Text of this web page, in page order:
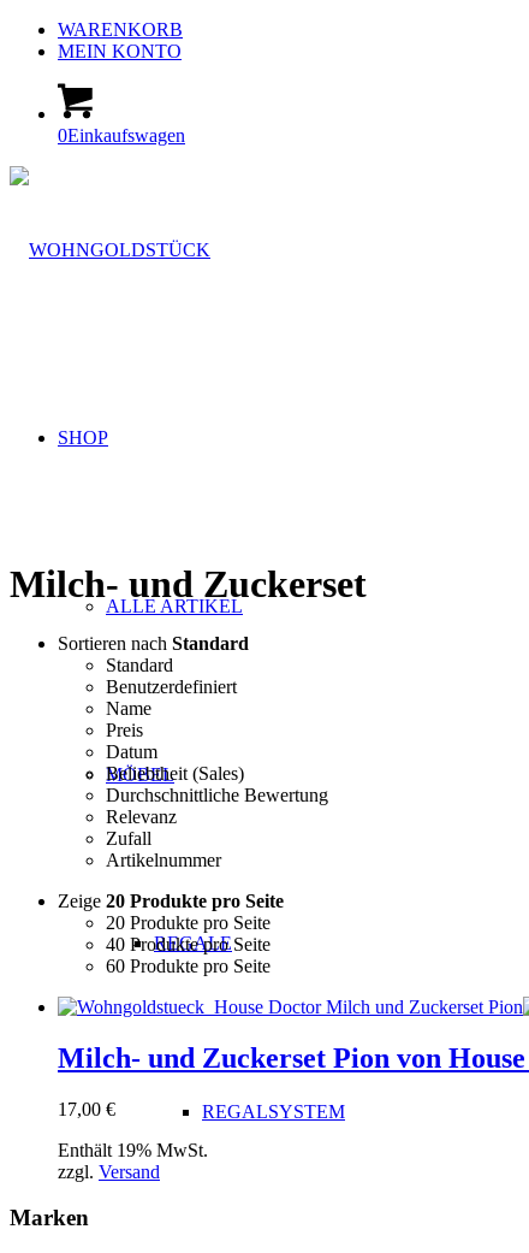
WARENKORB
MEIN KONTO
0Einkaufswagen
SHOP
ALLE ARTIKEL
MÖBEL
REGALE
REGALSYSTEM
Milch- und Zuckerset
Sortieren nach Standard
Standard
Benutzerdefiniert
Name
Preis
Datum
Beliebtheit (Sales)
Durchschnittliche Bewertung
Relevanz
Zufall
Artikelnummer
Zeige 20 Produkte pro Seite
20 Produkte pro Seite
40 Produkte pro Seite
60 Produkte pro Seite
Milch- und Zuckerset Pion von
17,00 €
Enthält 19% MwSt.
zzgl. Versand
Marken